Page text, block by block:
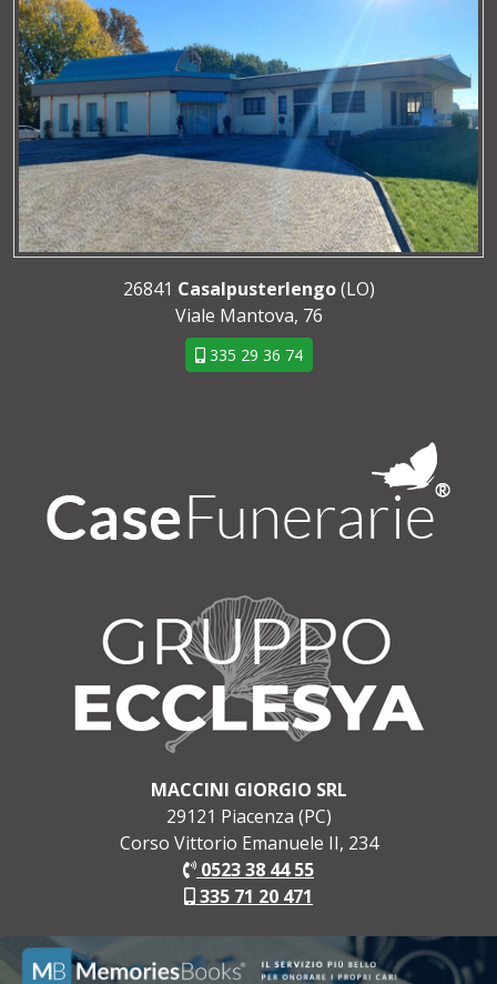
26841 Casalpusterlengo(LO)
Viale Mantova, 76
335 29 36 74
MACCINI GIORGIO SRL
29121 Piacenza (PC)
Corso Vittorio Emanuele II, 234
0523 38 44 55
335 71 20 471